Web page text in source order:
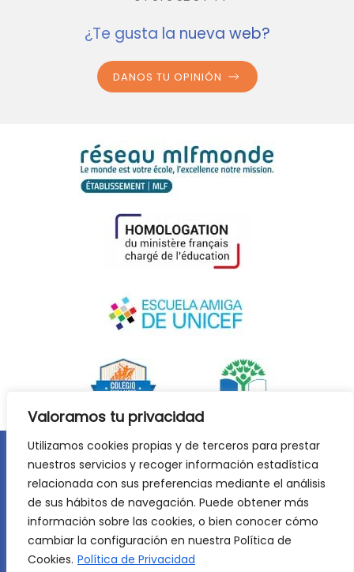
Valoramos tu privacidad
Utilizamos cookies propias y de terceros para prestar
nuestros servicios y recoger información estadística
relacionada con sus preferencias mediante el análisis
de sus hábitos de navegación. Puede obtener más
información sobre las cookies, o bien conocer cómo
cambiar la configuración en nuestra Política de
Cookies. Política de Privacidad
¿Te gusta la nueva web?
DANOS TU OPINIÓN
Aviso legal
Política de privacidad
Política de cookies
©2026Lycée Français Molière de Zaragoza. Todos los
derechos reservados. Desarrollo web: